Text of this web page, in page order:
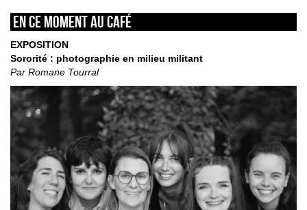
En ce moment au café
EXPOSITION
Sororité : photographie en milieu militant
Par Romane Tourral